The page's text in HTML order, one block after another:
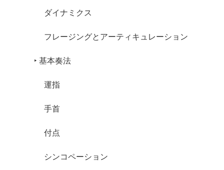
ダイナミクス
フレージングとアーティキュレーション
‣ 基本奏法
運指
手首
付点
シンコペーション